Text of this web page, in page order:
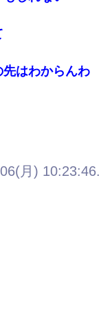
はわからんわ
月)